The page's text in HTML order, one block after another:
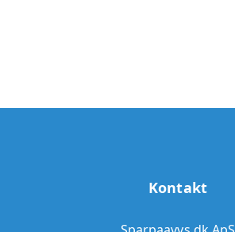
Kontakt